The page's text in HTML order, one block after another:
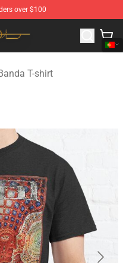
over $100
Shop
T-shirt